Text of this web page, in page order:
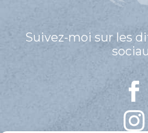
Suivez-moi sur les